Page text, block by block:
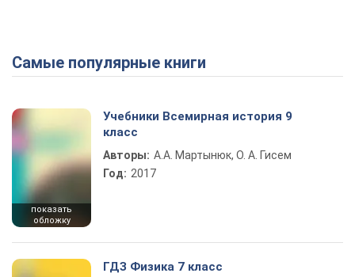
Play Video
Самые популярные книги
показать
обложку
Учебники Всемирная история 9
класс
Авторы: А.А. Мартынюк, О. А. Гисем
Год: 2017
ГДЗ Физика 7 класс